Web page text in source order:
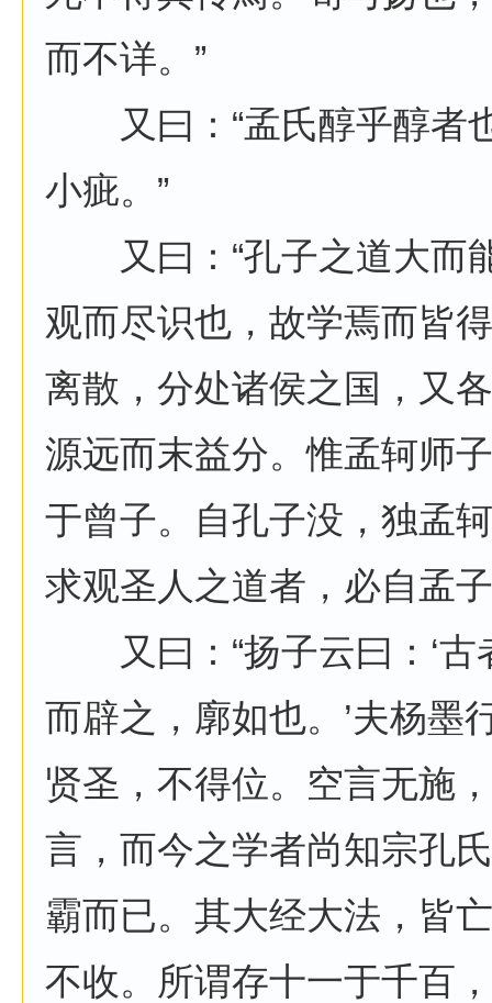
而不详。”
又曰：“孟氏醇乎醇者
小疵。”
又曰：“孔子之道大而
观而尽识也，故学焉而皆
离散，分处诸侯之国，又
源远而末益分。惟孟轲师
于曾子。自孔子没，独孟
求观圣人之道者，必自孟
又曰：“扬子云曰：‘古
而辟之，廓如也。’夫杨墨
贤圣，不得位。空言无施
言，而今之学者尚知宗孔
霸而已。其大经大法，皆
不收。所谓存十一于千百